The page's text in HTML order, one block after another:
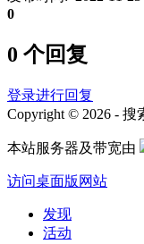
0
0 个回复
登录进行回复
Copyright © 2026 -
本站服务器及带宽由
访问桌面版网站
发现
活动